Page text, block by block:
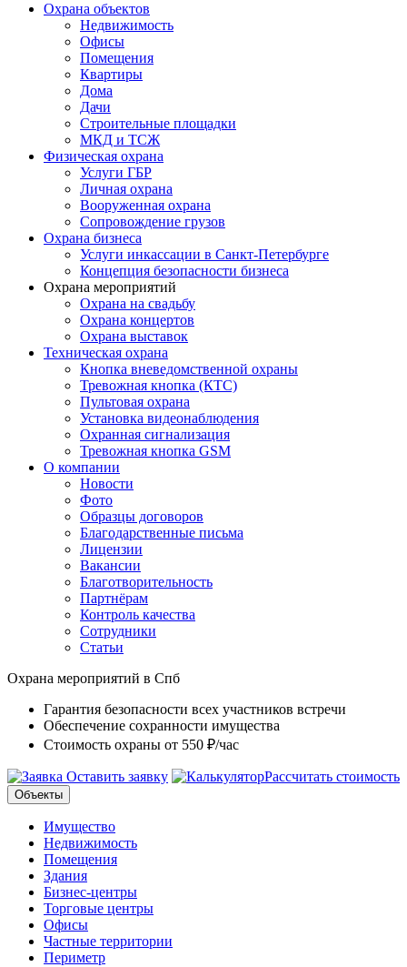
Охрана объектов
Недвижимость
Офисы
Помещения
Квартиры
Дома
Дачи
Строительные площадки
МКД и ТСЖ
Физическая охрана
Услуги ГБР
Личная охрана
Вооруженная охрана
Сопровождение грузов
Охрана бизнеса
Услуги инкассации в Санкт-Петербурге
Концепция безопасности бизнеса
Охрана мероприятий
Охрана на свадьбу
Охрана концертов
Охрана выставок
Техническая охрана
Кнопка вневедомственной охраны
Тревожная кнопка (КТС)
Пультовая охрана
Установка видеонаблюдения
Охранная сигнализация
Тревожная кнопка GSM
О компании
Новости
Фото
Образцы договоров
Благодарственные письма
Лицензии
Вакансии
Благотворительность
Партнёрам
Контроль качества
Сотрудники
Статьи
Охрана мероприятий в Спб
Гарантия безопасности всех участников встречи
Обеспечение сохранности имущества
Стоимость охраны от 550 ₽/час
Оставить заявку Рассчитать стоимость
Объекты
Имущество
Недвижимость
Помещения
Здания
Бизнес-центры
Торговые центры
Офисы
Частные территории
Периметр